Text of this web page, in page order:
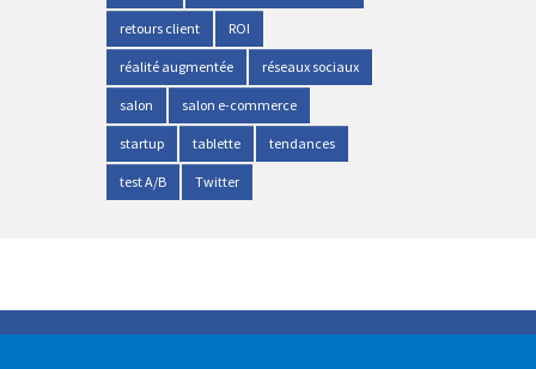
retours client ROI
réalité augmentée réseaux sociaux
salon salon e-commerce
startup tablette tendances
test A/B Twitter